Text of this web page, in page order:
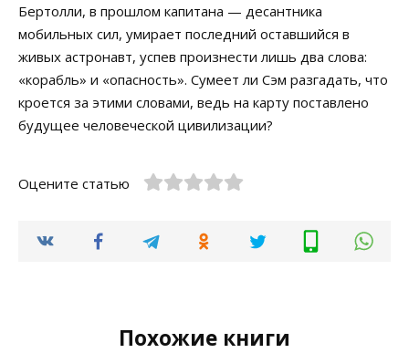
Бертолли, в прошлом капитана — десантника
мобильных сил, умирает последний оставшийся в
живых астронавт, успев произнести лишь два слова:
«корабль» и «опасность». Сумеет ли Сэм разгадать, что
кроется за этими словами, ведь на карту поставлено
будущее человеческой цивилизации?
Оцените статью
Похожие книги